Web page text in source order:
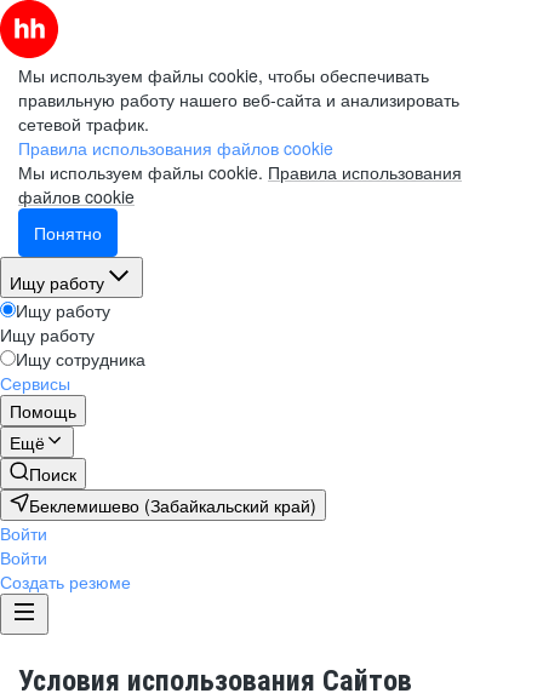
Мы используем файлы cookie, чтобы обеспечивать
правильную работу нашего веб-сайта и анализировать
сетевой трафик.
Правила использования файлов cookie
Мы используем файлы cookie. Правила использования
файлов cookie
Понятно
Ищу работу
Ищу работу
Ищу работу
Ищу сотрудника
Сервисы
Помощь
Ещё
Поиск
Беклемишево (Забайкальский край)
Войти
Войти
Создать резюме
Условия использования Сайтов